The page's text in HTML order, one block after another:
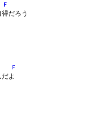
F
だろう
F
よ